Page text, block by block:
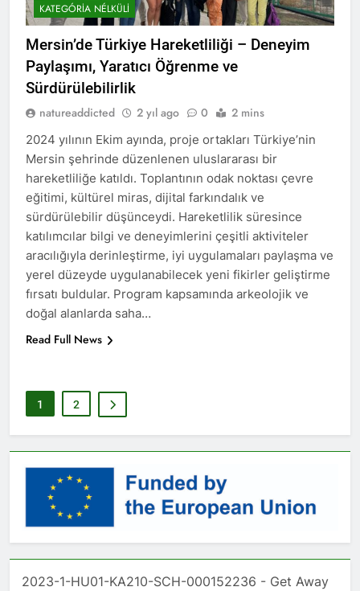
KATEGÓRIA NÉLKÜLI
Mersin’de Türkiye Hareketliliği – Deneyim
Paylaşımı, Yaratıcı Öğrenme ve
Sürdürülebilirlik
natureaddicted 2 yıl ago 0 2 mins
2024 yılının Ekim ayında, proje ortakları Türkiye’nin
Mersin şehrinde düzenlenen uluslararası bir
hareketliliğe katıldı. Toplantının odak noktası çevre
eğitimi, kültürel miras, dijital farkındalık ve
sürdürülebilir düşünceydi. Hareketlilik süresince
katılımcılar bilgi ve deneyimlerini çeşitli aktiviteler
aracılığıyla derinleştirme, iyi uygulamaları paylaşma ve
yerel düzeyde uygulanabilecek yeni fikirler geliştirme
fırsatı buldular. Program kapsamında arkeolojik ve
doğal alanlarda saha…
Read Full News
1 2
2023-1-HU01-KA210-SCH-000152236 - Get Away